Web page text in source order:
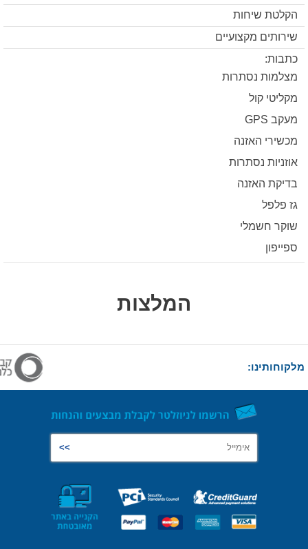
הקלטת שיחות
שירותים מקצועיים
כתבות:
מצלמות נסתרות
מקליטי קול
מעקב GPS
מכשירי האזנה
אוזניות נסתרות
בדיקת האזנה
גז פלפל
שוקר חשמלי
ספייפון
המלצות
מלקוחותינו: